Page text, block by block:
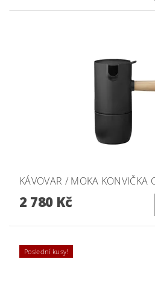
KÁVOVAR / MOKA KONVIČKA
2 780 Kč
Poslední kusy!